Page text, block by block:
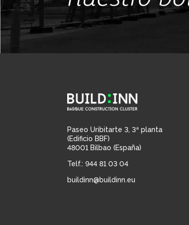
Paseo Uribitarte 3, 3ª planta
(Edificio BBF)
48001 Bilbao (España)
Telf.: 944 81 03 04
buildinn@buildinn.eu